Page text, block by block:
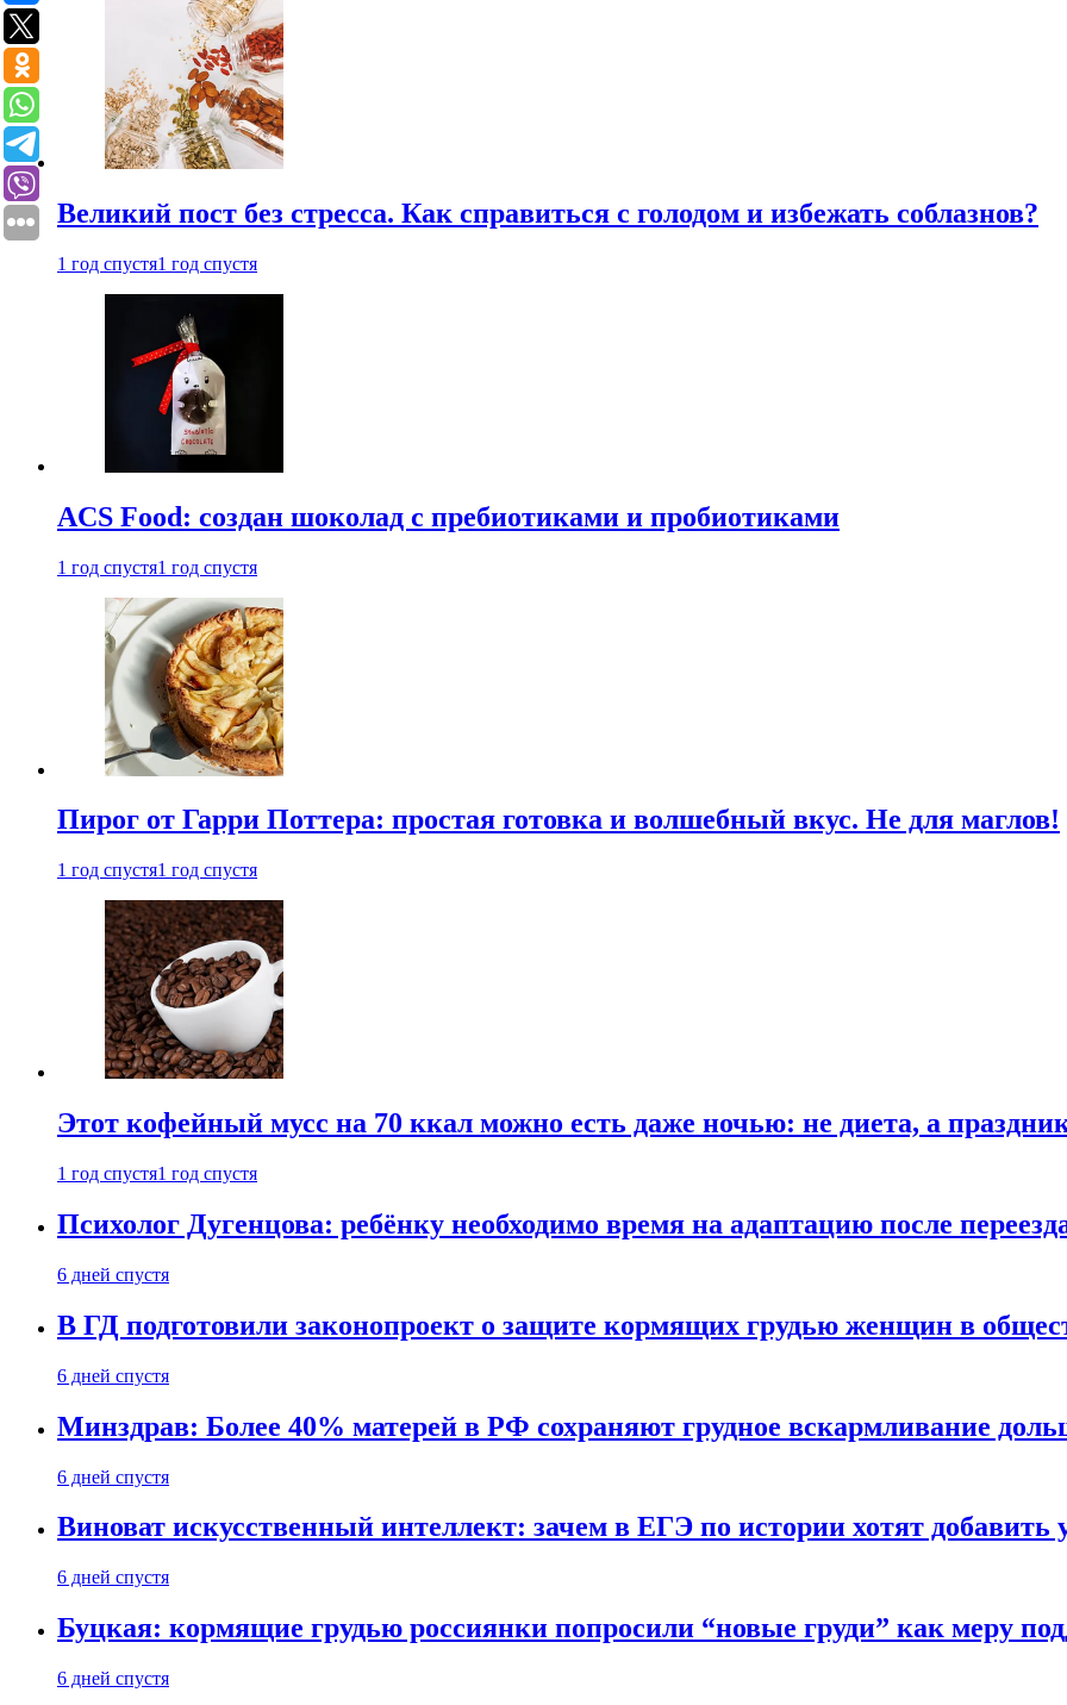
Великий пост без стресса. Как справиться с голодом и избежать соблазнов?
1 год спустя1 год спустя
ACS Food: создан шоколад с пребиотиками и пробиотиками
1 год спустя1 год спустя
Пирог от Гарри Поттера: простая готовка и волшебный вкус. Не для маглов!
1 год спустя1 год спустя
Этот кофейный мусс на 70 ккал можно есть даже ночью: не диета, а
1 год спустя1 год спустя
Психолог Дугенцова: ребёнку необходимо время на адаптацию после
6 дней спустя
В ГД подготовили законопроект о защите кормящих грудью женщин в
6 дней спустя
Минздрав: Более 40% матерей в РФ сохраняют грудное вскармливание
6 дней спустя
Виноват искусственный интеллект: зачем в ЕГЭ по истории хотят добавить
6 дней спустя
Буцкая: кормящие грудью россиянки попросили “новые груди” как меру
6 дней спустя